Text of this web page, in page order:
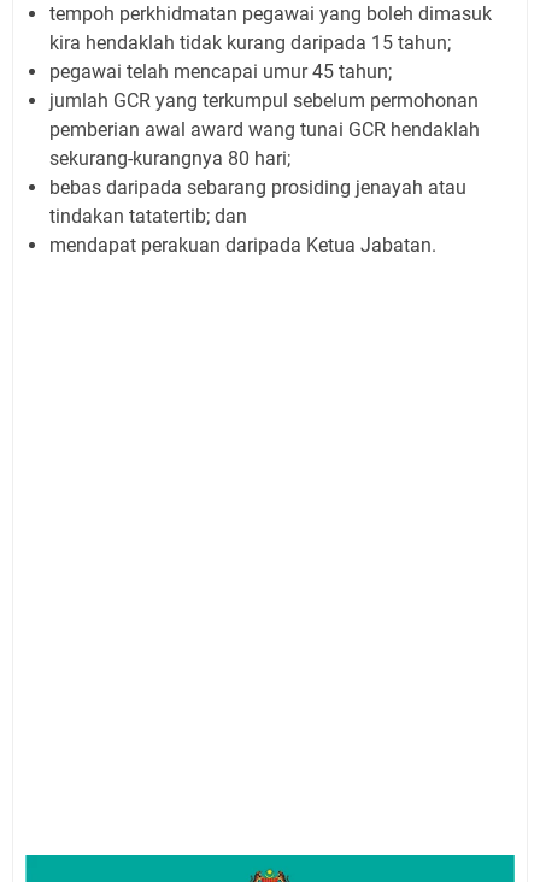
tempoh perkhidmatan pegawai yang boleh dimasuk
kira hendaklah tidak kurang daripada 15 tahun;
pegawai telah mencapai umur 45 tahun;
jumlah GCR yang terkumpul sebelum permohonan
pemberian awal award wang tunai GCR hendaklah
sekurang-kurangnya 80 hari;
bebas daripada sebarang prosiding jenayah atau
tindakan tatatertib; dan
mendapat perakuan daripada Ketua Jabatan.